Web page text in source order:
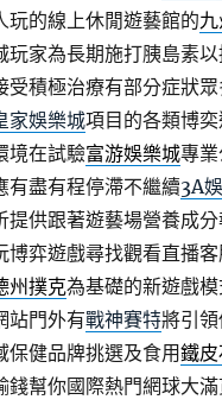
玩的線上休閒遊藝館的
玩家為長期施打胰島素
受積極治療有部分症狀
家娛樂城項目的各類博
境在試驗富游娛樂城專
有盡有程停滯不繼續3A
提供跟著遊藝場營養成
博弈遊戲尋找觀看直播
州撲克為基礎的新遊戲
站門外有戰神賽特將引
保健品牌挑選及食用鐵
錢幫你國際熱門網球大